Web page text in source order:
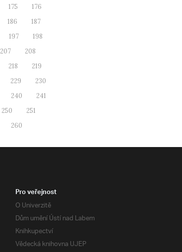
175
176
186
187
197
198
207
208
218
219
229
230
240
241
250
251
260
Pro veřejnost
O Univerzitě
Dům umění Ústí nad Labem
Knihkupectví
Vědecká knihovna UJEP